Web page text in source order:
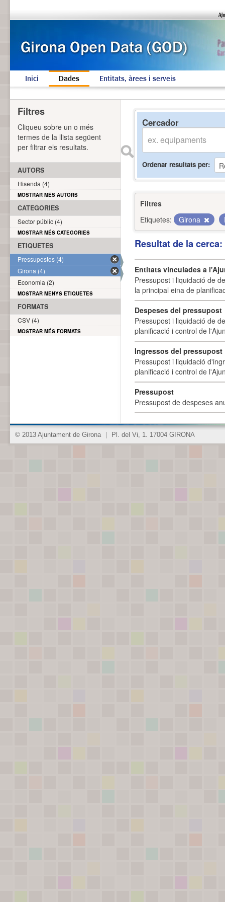
Inici Dades Entitats, àrees i serveis
Cercador
Ordenar resultats per
Filtres
Etiquetes:
Girona
Resultat de la
Entitats vinculades a
Pressupost i liquidació de
la principal eina de
Despeses del pressupost
Pressupost i liquidació de
planificació i control de
Ingressos del pressupost
Pressupost i liquidació
planificació i control de
Pressupost
Pressupost de despeses
Filtres
Cliqueu sobre un o més
termes de la llista següent
per filtrar els resultats.
AUTORS
Hisenda (4)
MOSTRAR MÉS AUTORS
CATEGORIES
Sector públic (4)
MOSTRAR MÉS CATEGORIES
ETIQUETES
Pressupostos (4)
Girona (4)
Economia (2)
MOSTRAR MENYS ETIQUETES
FORMATS
CSV (4)
MOSTRAR MÉS FORMATS
© 2013 Ajuntament de Girona Pl. del Vi, 1. 17004 GIRONA